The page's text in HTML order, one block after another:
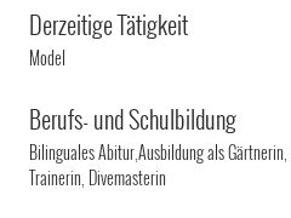
Derzeitige Tätigkeit
Model
Berufs- und Schulbildung
Bilinguales Abitur,Ausbildung als
Trainerin, Divemasterin